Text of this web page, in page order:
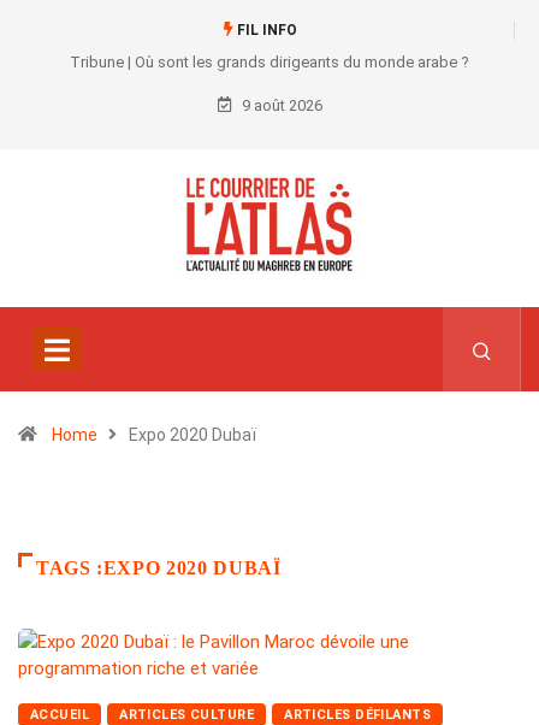
FIL INFO
Tribune | Où sont les grands dirigeants du monde arabe ?
9 août 2026
Home Expo 2020 Dubaï
TAGS :EXPO 2020 DUBAÏ
ACCUEIL ARTICLES CULTURE ARTICLES DÉFILANTS